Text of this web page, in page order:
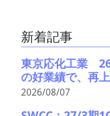
新着記事
東京応化工業
の好業績で、再
2026/08/07